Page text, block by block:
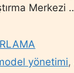
Merkezi
yönetimi,